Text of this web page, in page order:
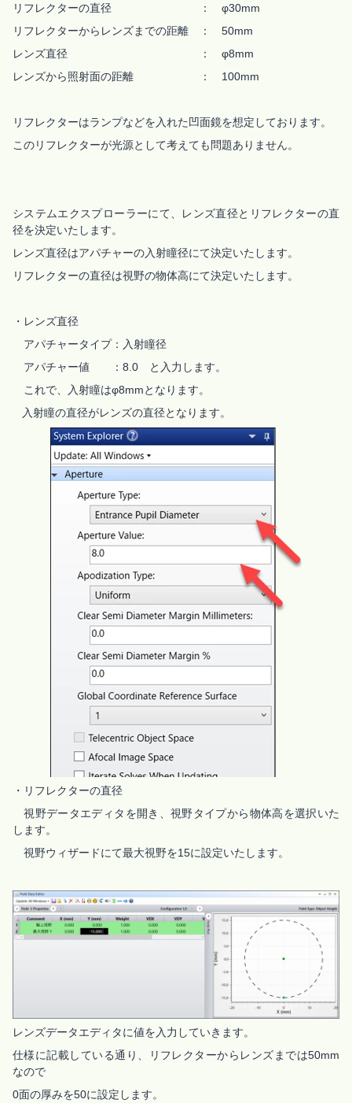
リフレクターの直径 ： φ30mm
リフレクターからレンズまでの距離 ： 50mm
レンズ直径 ： φ8mm
レンズから照射面の距離 ： 100mm
リフレクターはランプなどを入れた凹面鏡を想定しております。
このリフレクターが光源として考えても問題ありません。
システムエクスプローラーにて、レンズ直径とリフレクターの直
径を決定いたします。
レンズ直径はアパチャーの入射瞳径にて決定いたします。
リフレクターの直径は視野の物体高にて決定いたします。
・レンズ直径
アパチャータイプ：入射瞳径
アパチャー値 ：8.0 と入力します。
これで、入射瞳はφ8mmとなります。
入射瞳の直径がレンズの直径となります。
・リフレクターの直径
視野データエディタを開き、視野タイプから物体高を選択いた
します。
視野ウィザードにて最大視野を15に設定いたします。
レンズデータエディタに値を入力していきます。
仕様に記載している通り、リフレクターからレンズまでは50mm
なので
0面の厚みを50に設定します。